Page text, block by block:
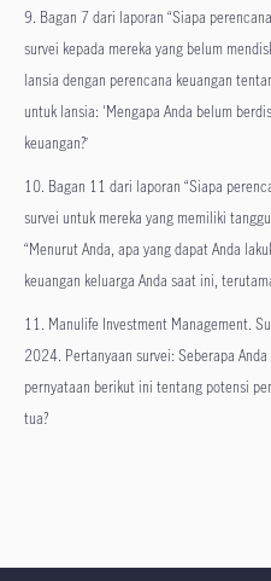
9. Bagan 7 dari laporan “Siapa
survei kepada mereka yang belum
lansia dengan perencana keuangan
untuk lansia: 'Mengapa Anda belum
keuangan?’
10. Bagan 11 dari laporan “Siapa
survei untuk mereka yang memiliki
“Menurut Anda, apa yang dapat Anda
keuangan keluarga Anda saat ini,
11. Manulife Investment Management.
2024. Pertanyaan survei: Seberapa
pernyataan berikut ini tentang potensi
tua?